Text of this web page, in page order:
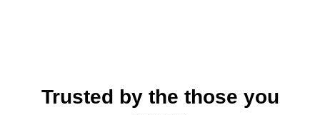
Trusted by the those you